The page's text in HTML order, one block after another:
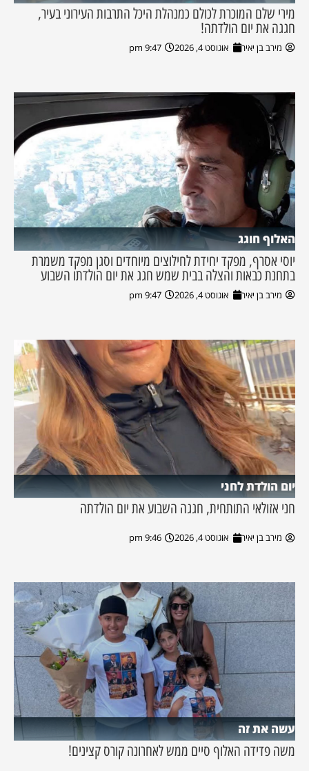
מירי שלם המוכרת לכולם כמנהלת היכל התרבות העירוני בעיר,
חגגה את יום הולדתה!
מירב בן יאיר אוגוסט 4, 2026 9:47 pm
האלוף חוגג
יוסי אסרף, מפקד יחידת לחילוצים מיוחדים וסגן מפקד משמרת
בתחנת כבאות והצלה בבית שמש חגג את יום הולדתו השבוע
מירב בן יאיר אוגוסט 4, 2026 9:47 pm
יום הולדת לחני
חני אזולאי התותחית, חגגה השבוע את יום הולדתה
מירב בן יאיר אוגוסט 4, 2026 9:46 pm
עשה את זה
משה פדידה האלוף סיים ממש לאחרונה קורס קצינים!